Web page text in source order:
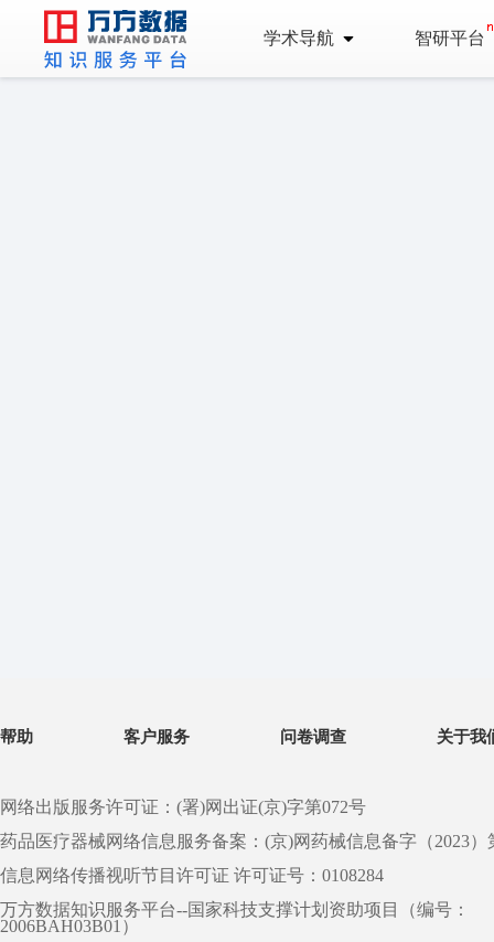
学术导航 智研平台
帮助 客户服务 问卷调查 关于我
网络出版服务许可证：(署)网出证(京)字第072号
药品医疗器械网络信息服务备案：(京)网药械信息备字（2023）
信息网络传播视听节目许可证 许可证号：0108284
万方数据知识服务平台--国家科技支撑计划资助项目（编号：
2006BAH03B01）